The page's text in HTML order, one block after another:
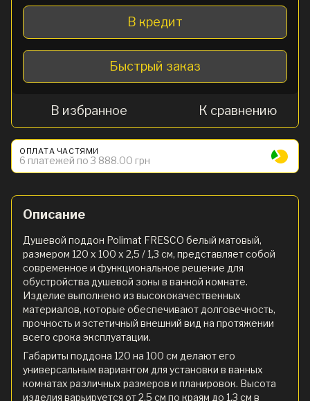
В кредит
Быстрый заказ
В избранное К сравнению
ОПЛАТА ЧАСТЯМИ
6 платежей по 3 888.00 грн
Описание
Душевой поддон Polimat FRESCO белый матовый,
размером 120 x 100 х 2,5 / 1,3 см, представляет собой
современное и функциональное решение для
обустройства душевой зоны в ванной комнате.
Изделие выполнено из высококачественных
материалов, которые обеспечивают долговечность,
прочность и эстетичный внешний вид на протяжении
всего срока эксплуатации.
Габариты поддона 120 на 100 см делают его
универсальным вариантом для установки в ванных
комнатах различных размеров и планировок. Высота
изделия варьируется от 2,5 см по краям до 1,3 см в